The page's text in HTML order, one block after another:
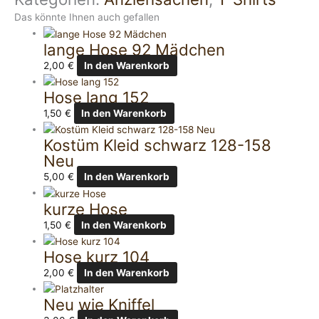
Das könnte Ihnen auch gefallen
lange Hose 92 Mädchen
2,00€ In den Warenkorb
Hose lang 152
1,50€ In den Warenkorb
Kostüm Kleid schwarz 128-158
Neu
5,00€ In den Warenkorb
kurze Hose
1,50€ In den Warenkorb
Hose kurz 104
2,00€ In den Warenkorb
Neu wie Kniffel